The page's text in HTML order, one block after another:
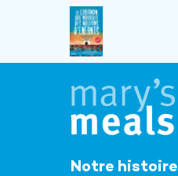
Mary's Meals
Notre histoire